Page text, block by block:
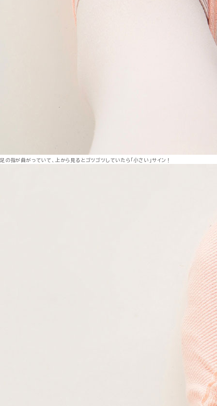
足の指が曲がっていて、上から見るとゴツゴツしていたら「小さい」サイン！